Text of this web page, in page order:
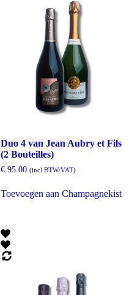
Duo 4 van Jean Aubry et Fils
(2 Bouteilles)
€95.00 (incl BTW/VAT)
Toevoegen aan Champagnekist